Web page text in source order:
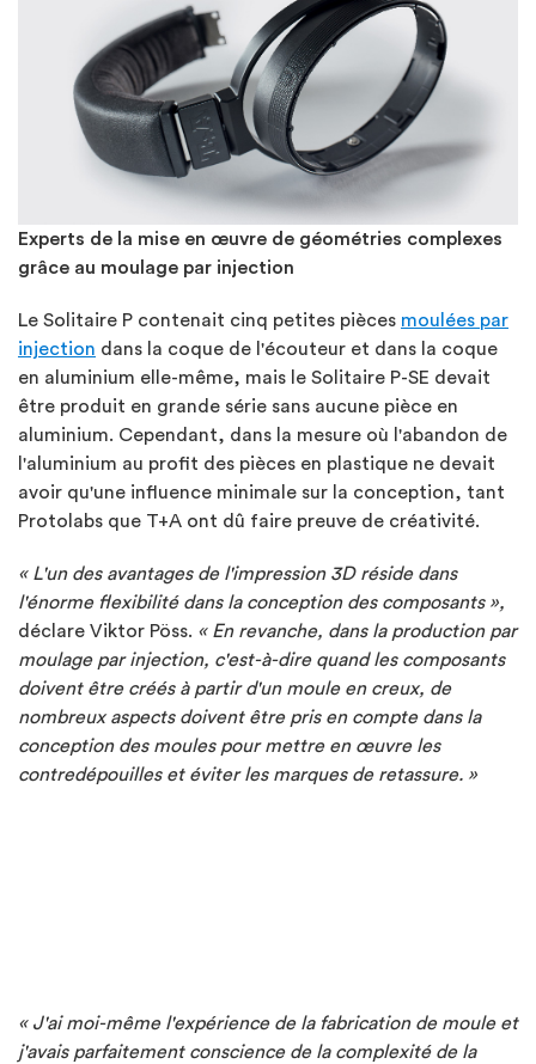
Experts de la mise en œuvre de géométries complexes
grâce au moulage par injection
Le Solitaire P contenait cinq petites pièces moulées par
injection dans la coque de l'écouteur et dans la coque
en aluminium elle-même, mais le Solitaire P-SE devait
être produit en grande série sans aucune pièce en
aluminium. Cependant, dans la mesure où l'abandon de
l'aluminium au profit des pièces en plastique ne devait
avoir qu'une influence minimale sur la conception, tant
Protolabs que T+A ont dû faire preuve de créativité.
« L'un des avantages de l'impression 3D réside dans
l'énorme flexibilité dans la conception des composants »,
déclare Viktor Pöss. « En revanche, dans la production par
moulage par injection, c'est-à-dire quand les composants
doivent être créés à partir d'un moule en creux, de
nombreux aspects doivent être pris en compte dans la
conception des moules pour mettre en œuvre les
contredépouilles et éviter les marques de retassure. »
« J'ai moi-même l'expérience de la fabrication de moule et
j'avais parfaitement conscience de la complexité de la